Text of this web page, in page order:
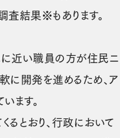
査結果※もあります。
に近い職員の方が住民ニ
に開発を進めるため、ア
ます。
るとおり、行政において